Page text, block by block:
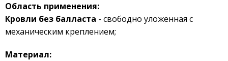
Область применения:
Кровли без балласта - свободно уложенная с
механическим креплением;
Материал: